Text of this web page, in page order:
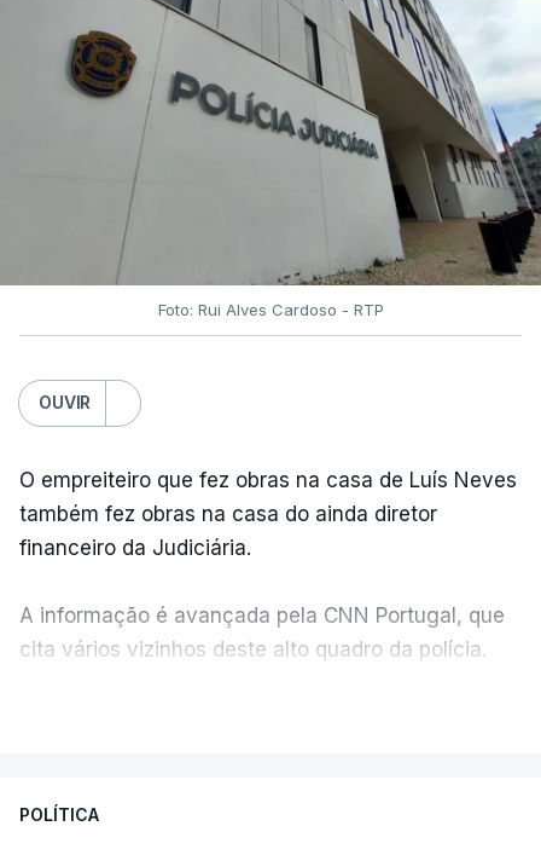
Foto: Rui Alves Cardoso - RTP
OUVIR
O empreiteiro que fez obras na casa de Luís Neves
também fez obras na casa do ainda diretor
financeiro da Judiciária.
A informação é avançada pela CNN Portugal, que
cita vários vizinhos deste alto quadro da polícia.
apreendido numa operação de droga.
POLÍTICA